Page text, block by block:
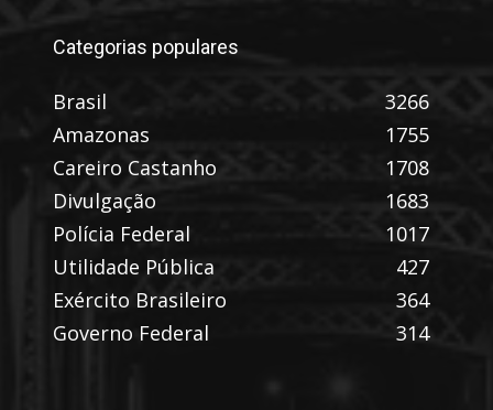
Categorias populares
Brasil
3266
Amazonas
1755
Careiro Castanho
1708
Divulgação
1683
Polícia Federal
1017
Utilidade Pública
427
Exército Brasileiro
364
Governo Federal
314